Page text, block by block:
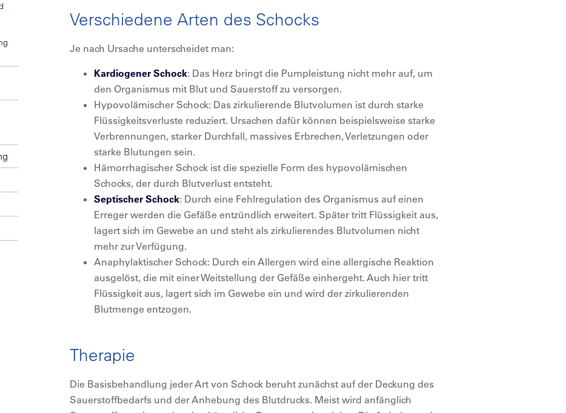
Verschiedene Arten des Schocks
Je nach Ursache unterscheidet man:
Kardiogener Schock: Das Herz bringt die Pumpleistung nicht mehr auf, um
den Organismus mit Blut und Sauerstoff zu versorgen.
Hypovolämischer Schock: Das zirkulierende Blutvolumen ist durch starke
Flüssigkeitsverluste reduziert. Ursachen dafür können beispielsweise starke
Verbrennungen, starker Durchfall, massives Erbrechen, Verletzungen oder
starke Blutungen sein.
Hämorrhagischer Schock ist die spezielle Form des hypovolämischen
Schocks, der durch Blutverlust entsteht.
Septischer Schock: Durch eine Fehlregulation des Organismus auf einen
Erreger werden die Gefäße entzündlich erweitert. Später tritt Flüssigkeit aus,
lagert sich im Gewebe an und steht als zirkulierendes Blutvolumen nicht
mehr zur Verfügung.
Anaphylaktischer Schock: Durch ein Allergen wird eine allergische Reaktion
ausgelöst, die mit einer Weitstellung der Gefäße einhergeht. Auch hier tritt
Flüssigkeit aus, lagert sich im Gewebe ein und wird der zirkulierenden
Blutmenge entzogen.
Therapie
Die Basisbehandlung jeder Art von Schock beruht zunächst auf der Deckung des
Sauerstoffbedarfs und der Anhebung des Blutdrucks. Meist wird anfänglich